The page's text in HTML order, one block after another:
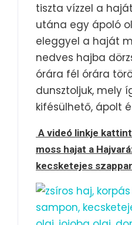
tiszta vízzel a
utána egy ápoló
eleggyel a haját
nedves hajba
órára fél órára
dunsztoljuk, mely
kifésülhető, ápolt
A videó linkje
moss hajat a
kecsketejes